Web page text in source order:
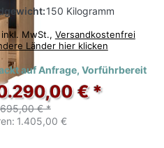
150 Kilogramm
inkl. MwSt., Versandkostenfrei
Länder hier klicken
auf Anfrage, Vorführbereit
€ *
€ *
1.405,00 €